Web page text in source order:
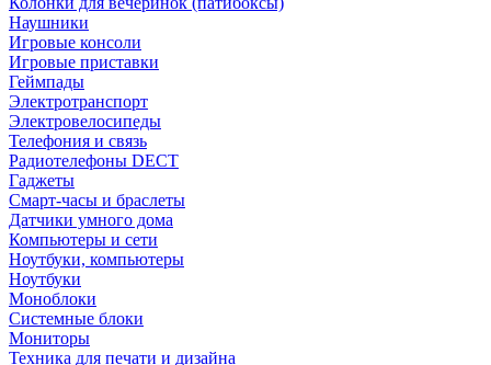
Наушники
Игровые консоли
Игровые приставки
Геймпады
Электротранспорт
Электровелосипеды
Телефония и связь
Радиотелефоны DECT
Гаджеты
Смарт-часы и браслеты
Датчики умного дома
Компьютеры и сети
Ноутбуки, компьютеры
Ноутбуки
Моноблоки
Системные блоки
Мониторы
Техника для печати и дизайна